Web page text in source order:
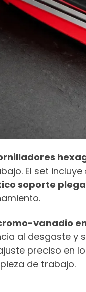
El set incluye
soporte
vanadio
al desgaste y
preciso en
de trabajo.